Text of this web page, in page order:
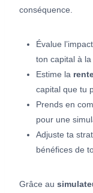
conséquence.
Évalue
ton capital à la
Estime la
capital que tu
Prends en
pour une
Adjuste ta
bénéfices de
Grâce au